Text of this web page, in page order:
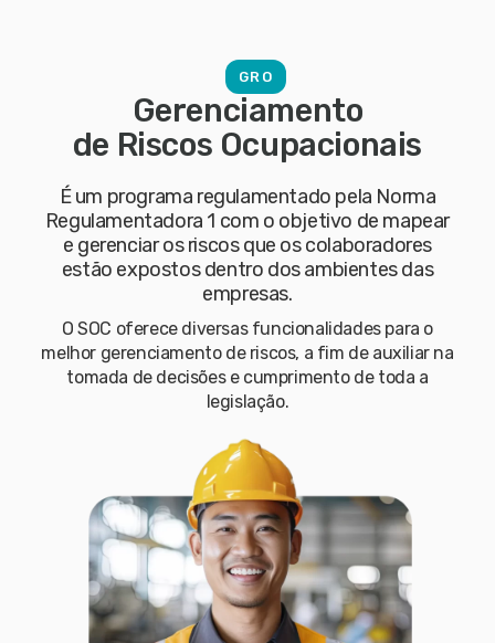
GRO
Gerenciamento
de Riscos Ocupacionais
É um programa regulamentado pela Norma
Regulamentadora 1 com o objetivo de mapear
e gerenciar os riscos que os colaboradores
estão expostos dentro dos ambientes das
empresas.
O SOC oferece diversas funcionalidades para o
melhor gerenciamento de riscos, a fim de auxiliar na
tomada de decisões e cumprimento de toda a
legislação.